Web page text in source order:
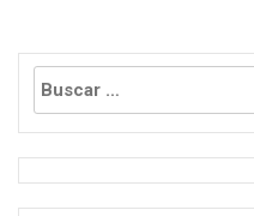
Buscar: